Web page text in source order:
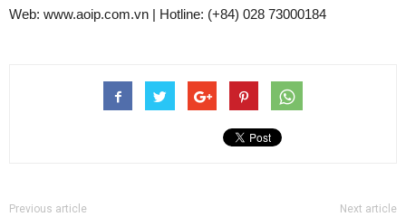
Web: www.aoip.com.vn | Hotline: (+84) 028 73000184
Previous article Next article